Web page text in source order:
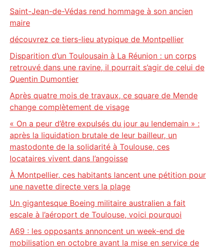
Saint-Jean-de-Védas rend hommage à son ancien
maire
découvrez ce tiers-lieu atypique de Montpellier
Disparition d’un Toulousain à La Réunion : un corps
retrouvé dans une ravine, il pourrait s’agir de celui de
Quentin Dumontier
Après quatre mois de travaux, ce square de Mende
change complètement de visage
« On a peur d’être expulsés du jour au lendemain » :
après la liquidation brutale de leur bailleur, un
mastodonte de la solidarité à Toulouse, ces
locataires vivent dans l’angoisse
À Montpellier, ces habitants lancent une pétition pour
une navette directe vers la plage
Un gigantesque Boeing militaire australien a fait
escale à l’aéroport de Toulouse, voici pourquoi
A69 : les opposants annoncent un week-end de
mobilisation en octobre avant la mise en service de